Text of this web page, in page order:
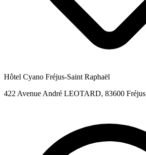
Hôtel Cyano Fréjus-Saint Raphaël
422 Avenue André LEOTARD, 83600 Fréjus